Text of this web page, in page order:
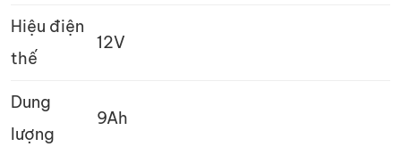
Hiệu điện
thế
12V
Dung
lượng
9Ah